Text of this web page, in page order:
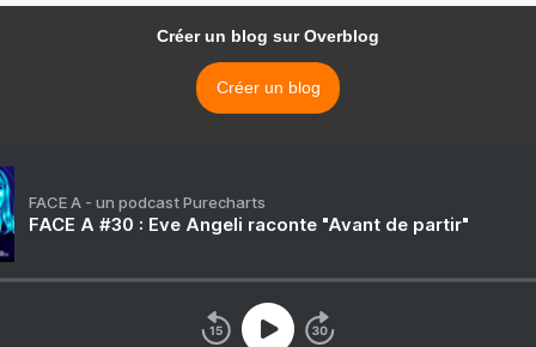
Créer un blog sur Overblog
Créer un blog
FACE A - un podcast Purecharts
FACE A #30 : Eve Angeli raconte "Avant de partir"